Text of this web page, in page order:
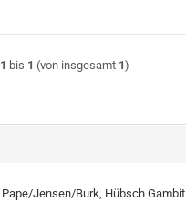
1 bis 1 (von insgesamt 1)
Pape/Jensen/Burk, Hübsch Gambit